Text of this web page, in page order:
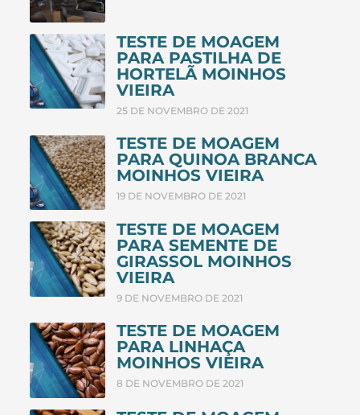
TESTE DE MOAGEM
PARA PASTILHA DE
HORTELÃ MOINHOS
VIEIRA
25 DE NOVEMBRO DE 2021
TESTE DE MOAGEM
PARA QUINOA BRANCA
MOINHOS VIEIRA
19 DE NOVEMBRO DE 2021
TESTE DE MOAGEM
PARA SEMENTE DE
GIRASSOL MOINHOS
VIEIRA
9 DE NOVEMBRO DE 2021
TESTE DE MOAGEM
PARA LINHAÇA
MOINHOS VIEIRA
8 DE NOVEMBRO DE 2021